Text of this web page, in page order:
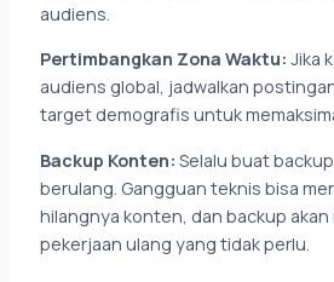
audiens.
Pertimbangkan Zona Waktu:Jika
audiens global, jadwalkan
target demografis untuk
Backup Konten:Selalu buat
berulang. Gangguan teknis bisa
hilangnya konten, dan backup
pekerjaan ulang yang tidak perlu.